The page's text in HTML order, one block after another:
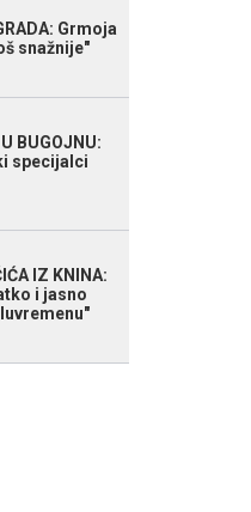
Grmoja
snažnije"
BUGOJNU:
specijalci
IZ KNINA:
i jasno